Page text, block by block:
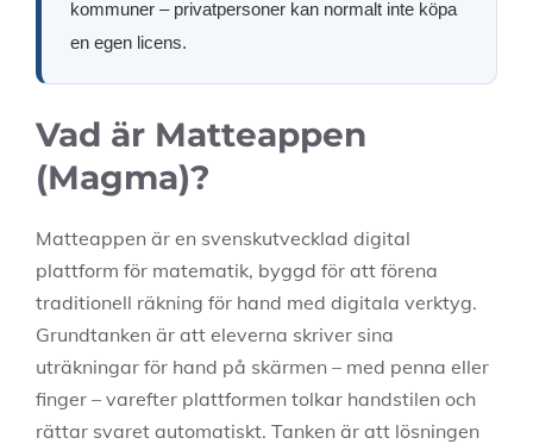
kommuner – privatpersoner kan normalt inte köpa
en egen licens.
Vad är Matteappen
(Magma)?
Matteappen är en svenskutvecklad digital
plattform för matematik, byggd för att förena
traditionell räkning för hand med digitala verktyg.
Grundtanken är att eleverna skriver sina
uträkningar för hand på skärmen – med penna eller
finger – varefter plattformen tolkar handstilen och
rättar svaret automatiskt. Tanken är att lösningen